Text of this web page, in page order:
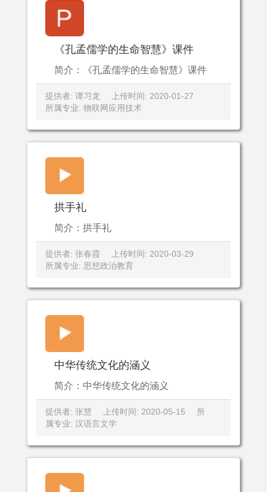
《孔孟儒学的生命智慧》课件
简介：《孔孟儒学的生命智慧》课件
提供者: 谭习龙
上传时间: 2020-01-27
所属专业: 物联网应用技术
拱手礼
简介：拱手礼
提供者: 张春霞
上传时间: 2020-03-29
所属专业: 思想政治教育
中华传统文化的涵义
简介：中华传统文化的涵义
提供者: 张慧 上传时间: 2020-05-15
所
属专业: 汉语言文学